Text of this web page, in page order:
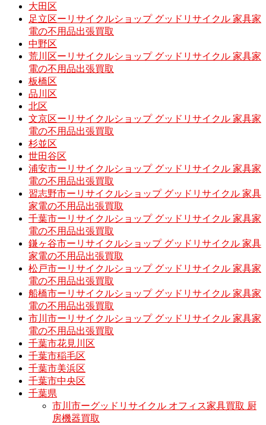
大田区
足立区ーリサイクルショップ グッドリサイクル 家具家
電の不用品出張買取
中野区
荒川区ーリサイクルショップ グッドリサイクル 家具家
電の不用品出張買取
板橋区
品川区
北区
文京区ーリサイクルショップ グッドリサイクル 家具家
電の不用品出張買取
杉並区
世田谷区
浦安市ーリサイクルショップ グッドリサイクル 家具家
電の不用品出張買取
習志野市ーリサイクルショップ グッドリサイクル 家具
家電の不用品出張買取
千葉市ーリサイクルショップ グッドリサイクル 家具家
電の不用品出張買取
鎌ヶ谷市ーリサイクルショップ グッドリサイクル 家具
家電の不用品出張買取
松戸市ーリサイクルショップ グッドリサイクル 家具家
電の不用品出張買取
船橋市ーリサイクルショップ グッドリサイクル 家具家
電の不用品出張買取
市川市ーリサイクルショップ グッドリサイクル 家具家
電の不用品出張買取
千葉市花見川区
千葉市稲毛区
千葉市美浜区
千葉市中央区
千葉県
市川市ーグッドリサイクル オフィス家具買取 厨
房機器買取